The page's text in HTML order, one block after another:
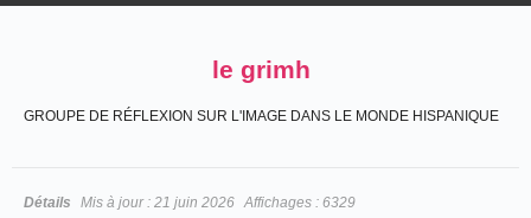
le grimh
GROUPE DE RÉFLEXION SUR L'IMAGE DANS LE MONDE HISPANIQUE
Détails Mis à jour : 21 juin 2026 Affichages : 6329